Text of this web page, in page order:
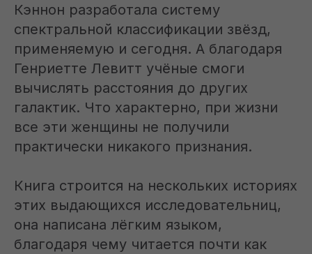
Кэннон разработала систему
спектральной классификации звёзд,
применяемую и сегодня. А благодаря
Генриетте Левитт учёные смоги
вычислять расстояния до других
галактик. Что характерно, при жизни
все эти женщины не получили
практически никакого признания.
Книга строится на нескольких историях
этих выдающихся исследовательниц,
она написана лёгким языком,
благодаря чему читается почти как